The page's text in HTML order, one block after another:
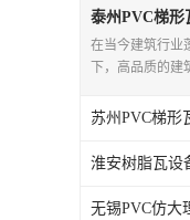
泰州PVC梯形
在当今建筑行业
下，高品质的建
苏州PVC梯形
淮安树脂瓦设
无锡PVC仿大